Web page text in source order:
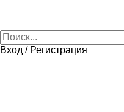
Вход / Регистрация